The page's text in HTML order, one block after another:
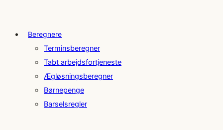
Beregnere
Terminsberegner
Tabt arbejdsfortjeneste
Ægløsningsberegner
Børnepenge
Barselsregler